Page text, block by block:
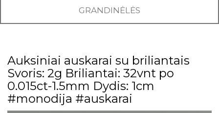
GRANDINĖLĖS
Auksiniai auskarai su briliantais
Svoris: 2g Briliantai: 32vnt po
0.015ct-1.5mm Dydis: 1cm
#monodija #auskarai